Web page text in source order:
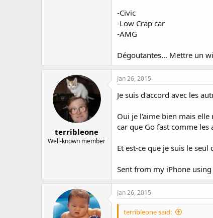
-Civic
-Low Crap car
-AMG
Dégoutantes... Mettre un
terribleone
Well-known member
Jan 26, 2015
Je suis d'accord avec les
Oui je l'aime bien mais
car que Go fast comme les
Et est-ce que je suis le
Sent from my iPhone using
Jan 26, 2015
terribleone said: